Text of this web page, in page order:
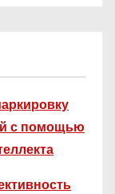
с помощью